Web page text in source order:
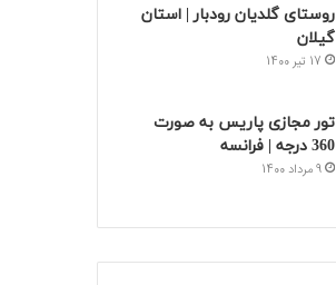
روستای گلدیان رودبار | استان
گیلان
17 تیر 1400
تور مجازی پاریس به صورت
360 درجه | فرانسه
9 مرداد 1400